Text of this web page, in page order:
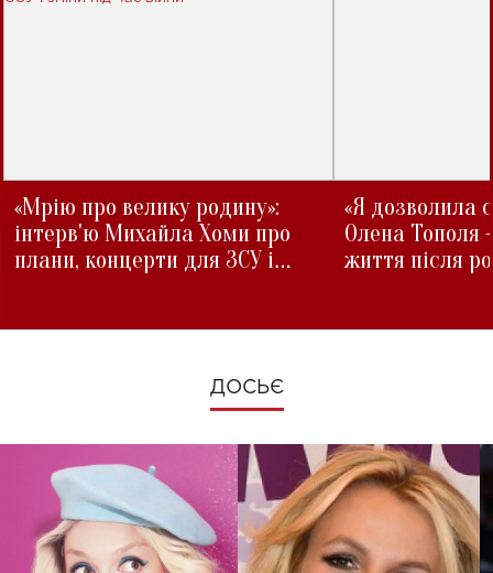
«Мрію про велику родину»:
інтерв'ю Михайла Хоми про
плани, концерти для ЗСУ і
«Я дозволила
Олена Тополя
життя після
ДОСЬЄ